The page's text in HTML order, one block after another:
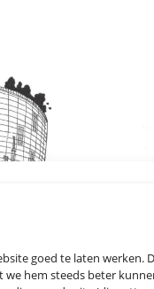
goed te laten werken.
we hem steeds beter